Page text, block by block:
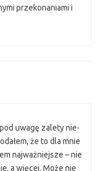
przekonaniami i
uwagę zalety nie-
że to dla mnie
najważniejsze – nie
a więcej. Może nie